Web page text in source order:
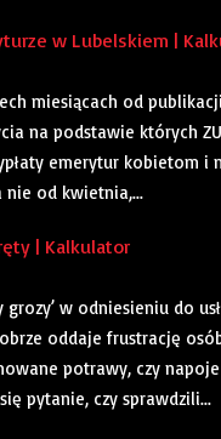
w Lubelskiem |
miesiącach od
na podstawie których
emerytur kobietom i
nie od kwietnia,...
| Kalkulator
w odniesieniu do
oddaje frustrację
potrawy, czy
pytanie, czy sprawdzili...